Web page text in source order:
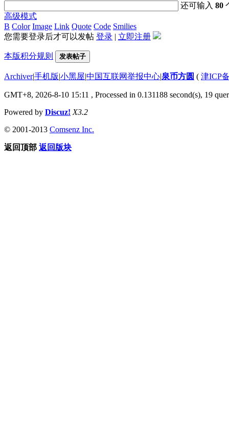
还可输入80
高级模式
B Color Image Link Quote Code Smilies
您需要登录后才可以发帖 登录 | 立即注册
本版积分规则 发表帖子
Archiver|手机版|小黑屋|中国互联网举报中心|泉币方圆 ( 津ICP
GMT+8, 2026-8-10 15:11 , Processed in 0.131188 second(s), 19
Powered by Discuz! X3.2
© 2001-2013 Comsenz Inc.
返回顶部 返回版块